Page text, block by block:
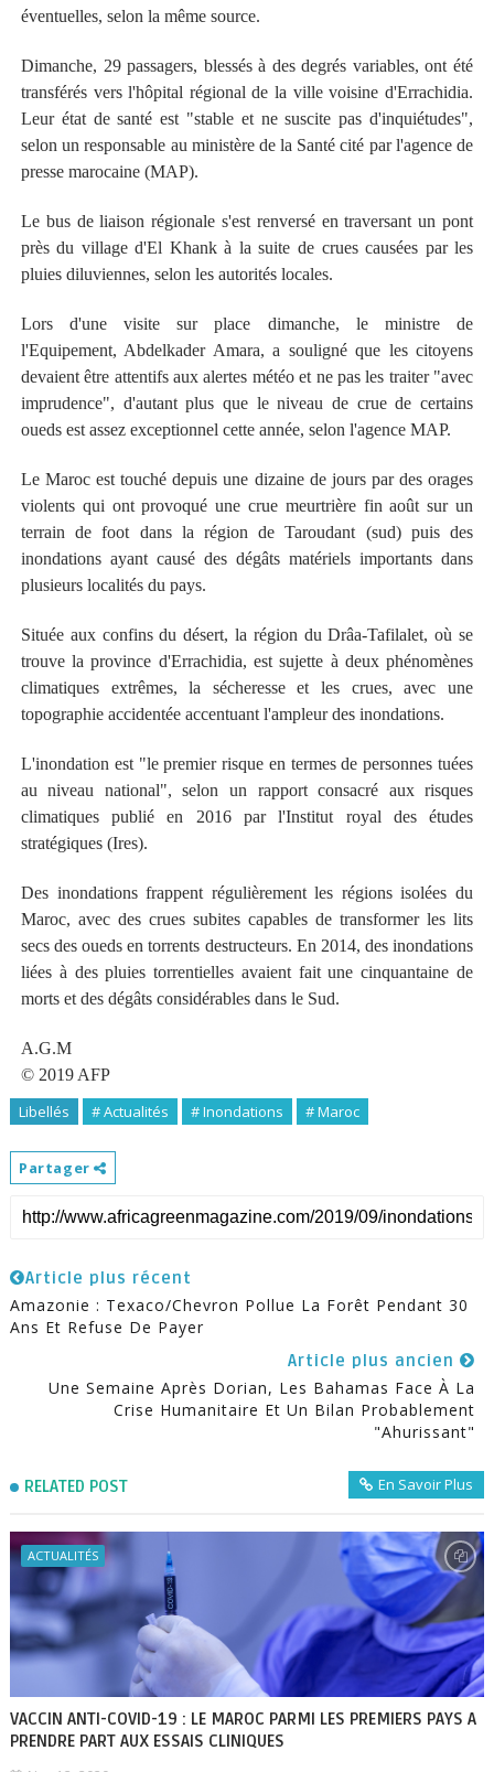
éventuelles, selon la même source.
Dimanche, 29 passagers, blessés à des degrés variables, ont été
transférés vers l'hôpital régional de la ville voisine d'Errachidia.
Leur état de santé est "stable et ne suscite pas d'inquiétudes",
selon un responsable au ministère de la Santé cité par l'agence de
presse marocaine (MAP).
Le bus de liaison régionale s'est renversé en traversant un pont
près du village d'El Khank à la suite de crues causées par les
pluies diluviennes, selon les autorités locales.
Lors d'une visite sur place dimanche, le ministre de
l'Equipement, Abdelkader Amara, a souligné que les citoyens
devaient être attentifs aux alertes météo et ne pas les traiter "avec
imprudence", d'autant plus que le niveau de crue de certains
oueds est assez exceptionnel cette année, selon l'agence MAP.
Le Maroc est touché depuis une dizaine de jours par des orages
violents qui ont provoqué une crue meurtrière fin août sur un
terrain de foot dans la région de Taroudant (sud) puis des
inondations ayant causé des dégâts matériels importants dans
plusieurs localités du pays.
Située aux confins du désert, la région du Drâa-Tafilalet, où se
trouve la province d'Errachidia, est sujette à deux phénomènes
climatiques extrêmes, la sécheresse et les crues, avec une
topographie accidentée accentuant l'ampleur des inondations.
L'inondation est "le premier risque en termes de personnes tuées
au niveau national", selon un rapport consacré aux risques
climatiques publié en 2016 par l'Institut royal des études
stratégiques (Ires).
Des inondations frappent régulièrement les régions isolées du
Maroc, avec des crues subites capables de transformer les lits
secs des oueds en torrents destructeurs. En 2014, des inondations
liées à des pluies torrentielles avaient fait une cinquantaine de
morts et des dégâts considérables dans le Sud.
A.G.M
© 2019 AFP
Libellés # Actualités # Inondations # Maroc
Partager
Article plus récent
Amazonie : Texaco/Chevron Pollue La Forêt Pendant 30
Ans Et Refuse De Payer
Article plus ancien
Une Semaine Après Dorian, Les Bahamas Face À La
Crise Humanitaire Et Un Bilan Probablement
"ahurissant"
RELATED POST En Savoir Plus
ACTUALITÉS
VACCIN ANTI-COVID-19 : LE MAROC PARMI LES PREMIERS PAYS A
PRENDRE PART AUX ESSAIS CLINIQUES